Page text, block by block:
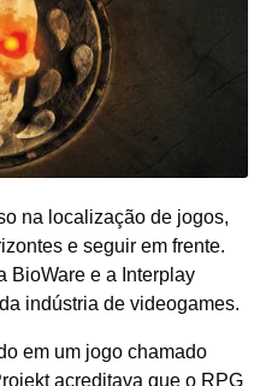
na localização de jogos,
e seguir em frente.
BioWare e a Interplay
indústria de videogames.
em um jogo chamado
acreditava que o RPG